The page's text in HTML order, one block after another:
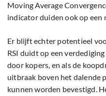
Moving Average
indicator duiden ook op een
Er blijft echter potentieel
RSI duidt op een
door kopers, en als de
uitbraak boven het dalende
kunnen worden bevestigd.